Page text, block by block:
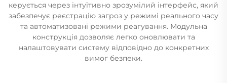
керується через інтуїтивно зрозумілий інтерфейс, який
забезпечує реєстрацію загроз у режимі реального часу
та автоматизовані режими реагування. Модульна
конструкція дозволяє легко оновлювати та
налаштовувати систему відповідно до конкретних
вимог безпеки.